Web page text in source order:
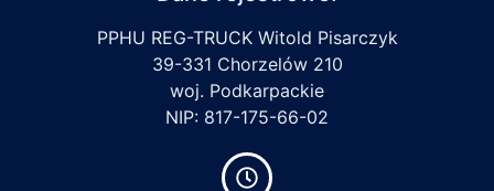
PPHU REG-TRUCK Witold Pisarczyk
39-331 Chorzelów 210
woj. Podkarpackie
NIP: 817-175-66-02